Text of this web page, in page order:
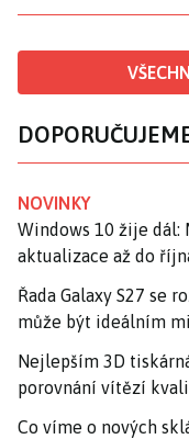
NOVINKY
Windows 10 žije
aktualizace až do
Řada Galaxy S27 se
může být ideálním
Nejlepším 3D
porovnání vítězí
Co víme o nových